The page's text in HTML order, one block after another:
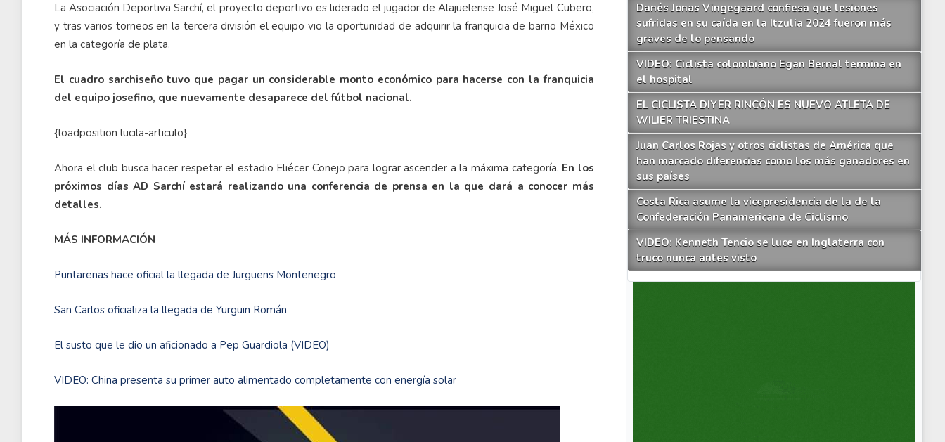
Danés Jonas Vingegaard confiesa que lesiones
sufridas en su caída en la Itzulia 2024 fueron más
graves de lo pensando
VIDEO: Ciclista colombiano Egan Bernal termina en
el hospital
EL CICLISTA DIYER RINCÓN ES NUEVO ATLETA DE
WILIER TRIESTINA
Juan Carlos Rojas y otros ciclistas de América que
han marcado diferencias como los más ganadores en
sus países
Costa Rica asume la vicepresidencia de la de la
Confederación Panamericana de Ciclismo
VIDEO: Kenneth Tencio se luce en Inglaterra con
truco nunca antes visto
La Asociación Deportiva Sarchí, el proyecto deportivo es liderado el jugador de Alajuelense José Miguel Cubero,
y tras varios torneos en la tercera división el equipo vio la oportunidad de adquirir la franquicia de barrio México
en la categoría de plata.
El cuadro sarchiseño tuvo que pagar un considerable monto económico para hacerse con la franquicia
del equipo josefino, que nuevamente desaparece del fútbol nacional.
{loadposition lucila-articulo}
Ahora el club busca hacer respetar el estadio Eliécer Conejo para lograr ascender a la máxima categoría. En los
próximos días AD Sarchí estará realizando una conferencia de prensa en la que dará a conocer más
detalles.
MÁS INFORMACIÓN
Puntarenas hace oficial la llegada de Jurguens Montenegro
San Carlos oficializa la llegada de Yurguin Román
El susto que le dio un aficionado a Pep Guardiola (VIDEO)
VIDEO: China presenta su primer auto alimentado completamente con energía solar